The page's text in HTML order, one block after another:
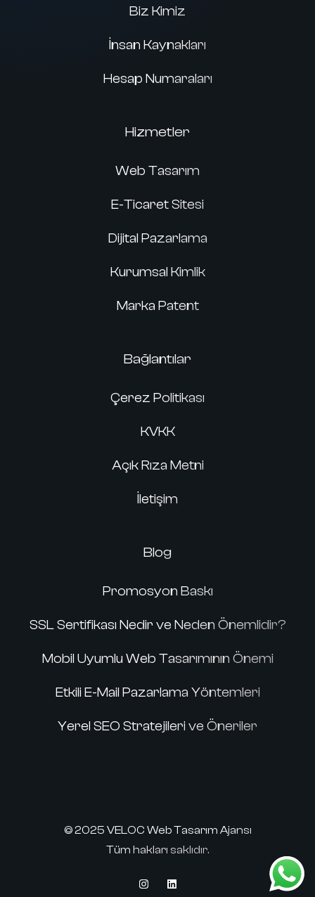
Biz Kimiz
İnsan Kaynakları
Hesap Numaraları
Hizmetler
Web Tasarım
E-Ticaret Sitesi
Dijital Pazarlama
Kurumsal Kimlik
Marka Patent
Bağlantılar
Çerez Politikası
KVKK
Açık Rıza Metni
İletişim
Blog
Promosyon Baskı
SSL Sertifikası Nedir ve Neden Önemlidir?
Mobil Uyumlu Web Tasarımının Önemi
Etkili E-Mail Pazarlama Yöntemleri
Yerel SEO Stratejileri ve Öneriler
© 2025 VELOC Web Tasarım Ajansı
Tüm hakları saklıdır.